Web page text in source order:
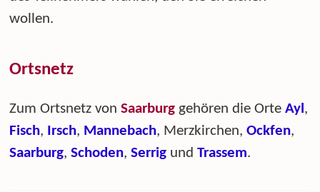
wollen.
Ortsnetz
Zum Ortsnetz vonSaarburg gehören die OrteAyl ,
Fisch, Irsch, Mannebach, Merzkirchen,Ockfen,
Saarburg,Schoden,Serrig undTrassem.